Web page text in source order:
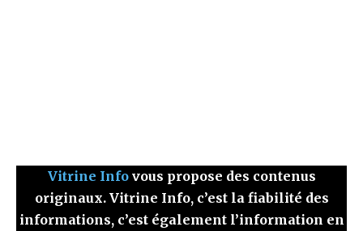
Vitrine Infovous propose des contenus
originaux. Vitrine Info, c’est la fiabilité des
informations, c’est également l’information en